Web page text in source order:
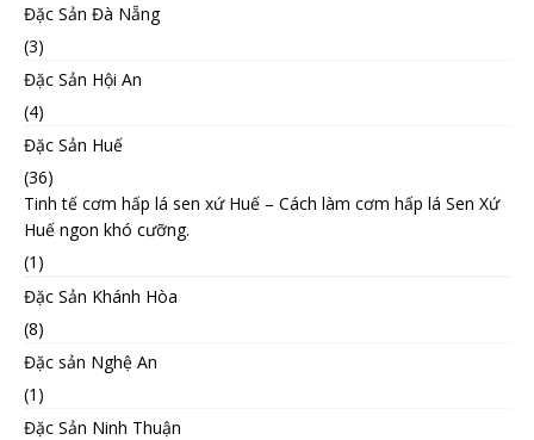
Đặc Sản Đà Nẵng
(3)
Đặc Sản Hội An
(4)
Đặc Sản Huế
(36)
Tinh tế cơm hấp lá sen xứ Huế – Cách làm cơm hấp lá Sen Xứ
Huế ngon khó cưỡng.
(1)
Đặc Sản Khánh Hòa
(8)
Đặc sản Nghệ An
(1)
Đặc Sản Ninh Thuận